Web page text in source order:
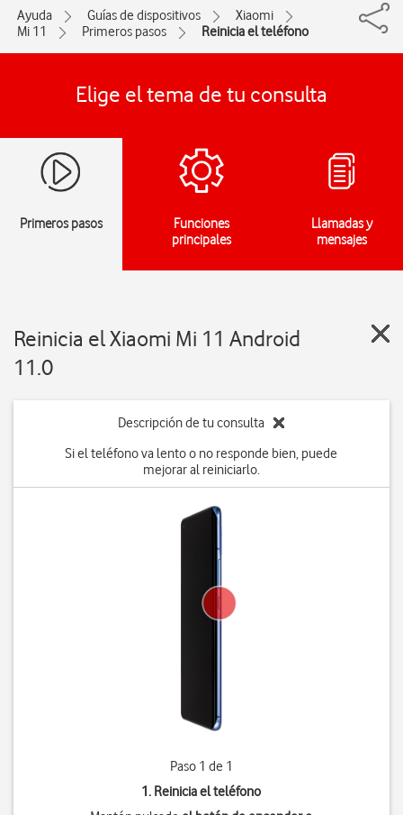
Ayuda Guías de dispositivos
Xiaomi
Mi 11
Primeros pasos Reinicia el teléfono
Elige el tema de tu consulta
Primeros pasos
Funciones
principales
Llamadas y
mensajes
Reinicia el Xiaomi Mi 11 Android
11.0
Descripción de tu consulta
Si el teléfono va lento o no responde bien, puede
mejorar al reiniciarlo.
Paso 1 de 1
1. Reinicia el teléfono